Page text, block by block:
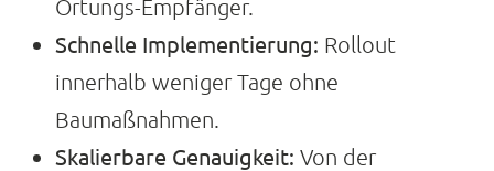
Ortungs-Empfänger.
Schnelle Implementierung: Rollout
innerhalb weniger Tage ohne
Baumaßnahmen.
Skalierbare Genauigkeit: Von der